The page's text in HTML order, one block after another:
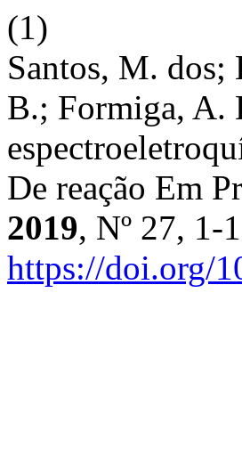
(1)
Santos, M. dos;
B.; Formiga, A.
De reação Em
2019, Nº 27, 1-
https://doi.org/